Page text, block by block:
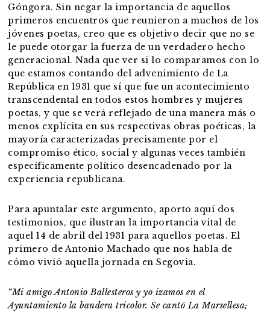
Góngora. Sin negar la importancia de aquellos
primeros encuentros que reunieron a muchos de los
jóvenes poetas, creo que es objetivo decir que no se
le puede otorgar la fuerza de un verdadero hecho
generacional. Nada que ver si lo comparamos con lo
que estamos contando del advenimiento de La
República en 1931 que sí que fue un acontecimiento
transcendental en todos estos hombres y mujeres
poetas, y que se verá reflejado de una manera más o
menos explícita en sus respectivas obras poéticas, la
mayoría caracterizadas precisamente por el
compromiso ético, social y algunas veces también
específicamente político desencadenado por la
experiencia republicana.
Para apuntalar este argumento, aporto aquí dos
testimonios, que ilustran la importancia vital de
aquel 14 de abril del 1931 para aquellos poetas. El
primero de Antonio Machado que nos habla de
cómo vivió aquella jornada en Segovia.
“Mi amigo Antonio Ballesteros y yo izamos en el
Ayuntamiento la bandera tricolor. Se cantó La Marsellesa;